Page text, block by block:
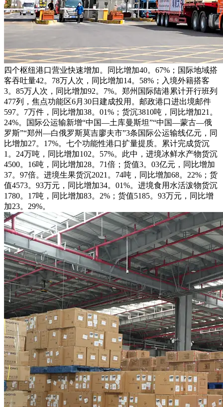
四个枢纽港口营业快速增加。同比增加40。67%；国际地域搭
客吞吐量42。78万人次，同比增加14。58%；入境外籍搭客
3。85万人次，同比增加92。7%。郑州国际陆港累计开行班列
477列，焦点功能区6月30日建成投用。邮政港口进出境邮件
597。7万件，同比增加38。01%；货沉3810吨，同比增加21。
24%。国际公运输新增“中国—土库曼斯坦”“中国—蒙古—俄
罗斯”“郑州—白俄罗斯莫吉廖夫市”3条国际公运输线亿元，同
比增加27。17%。七个功能性港口扩量提质。累计完成货沉
1。24万吨，同比增加102。57%。此中，进境冰鲜水产物货沉
4500。16吨，同比增加28。71倍；货值3。03亿元，同比增加
37。97倍。进境生果货沉2021。74吨，同比增加68。22%；货
值4573。93万元，同比增加34。01%。进境食用水活泼物货沉
1780。17吨，同比增加83。2%；货值5185。93万元，同比增
加23。29%。